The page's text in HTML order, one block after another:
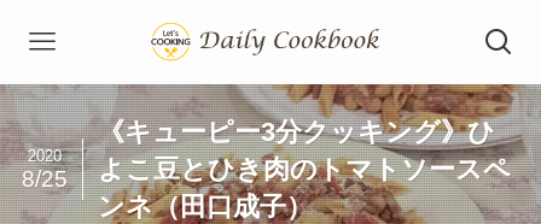
《キューピー3分クッキング》ひ
よこ豆とひき肉のトマトソースペ
ンネ（田口成子）
2020
8/25